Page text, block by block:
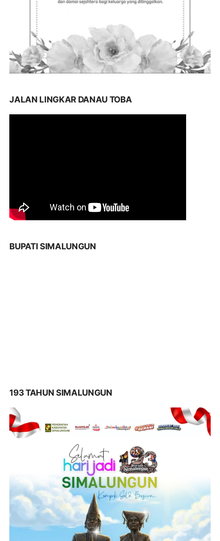
JALAN LINGKAR DANAU TOBA
BUPATI SIMALUNGUN
193 TAHUN SIMALUNGUN